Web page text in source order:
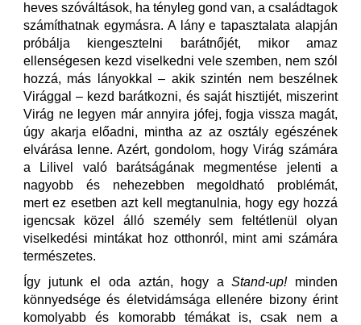
heves szóváltások, ha tényleg gond van, a családtagok
számíthatnak egymásra. A lány e tapasztalata alapján
próbálja kiengesztelni barátnőjét, mikor amaz
ellenségesen kezd viselkedni vele szemben, nem szól
hozzá, más lányokkal – akik szintén nem beszélnek
Virággal – kezd barátkozni, és saját hisztijét, miszerint
Virág ne legyen már annyira jófej, fogja vissza magát,
úgy akarja előadni, mintha az az osztály egészének
elvárása lenne. Azért, gondolom, hogy Virág számára
a Lilivel való barátságának megmentése jelenti a
nagyobb és nehezebben megoldható problémát,
mert ez esetben azt kell megtanulnia, hogy egy hozzá
igencsak közel álló személy sem feltétlenül olyan
viselkedési mintákat hoz otthonról, mint ami számára
természetes.
Így jutunk el oda aztán, hogy aStand-up!minden
könnyedsége és életvidámsága ellenére bizony érint
komolyabb és komorabb témákat is, csak nem a